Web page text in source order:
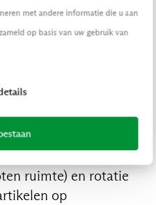
met andere informatie die u aan
op basis van uw gebruik van
aan. Het zorgt
mensen en
op de juiste
kunnen geven in
parameters, zoals
opslagvereisten
ruimte) en rotatie
op